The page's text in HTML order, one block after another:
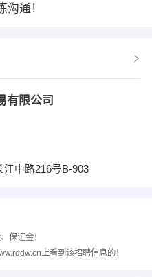
通！
有限公司
江中路216号B-903
保证金！
上看到该招聘信息的！